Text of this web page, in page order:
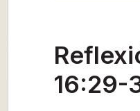
16:29-